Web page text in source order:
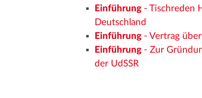
Einführung - Tischreden
Deutschland
Einführung - Vertrag
Einführung - Zur
der UdSSR